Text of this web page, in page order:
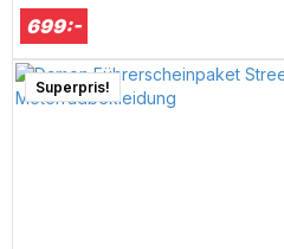
699:-
Superpris!